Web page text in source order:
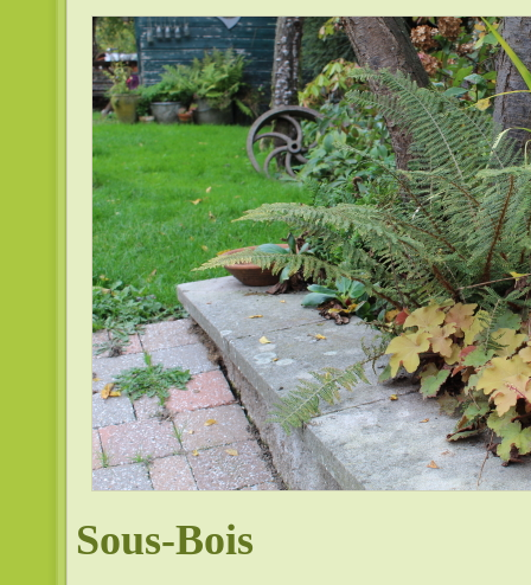
Sous-Bois